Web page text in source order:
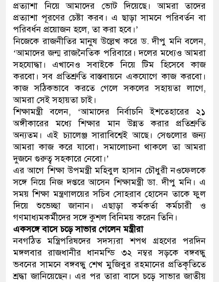
জড়িত কিশোর গ্যাংয়ের চার শিশু আটক
ডাকাতির প্রস্তুতিকালে দুইজনকে গ্রেফতার
থানা পুলিশ
প্রত্যাশা নিয়ে আমাদের ভোট দিয়েছে। আমরা তাদের
প্রত্যাশা পূরণের চেষ্টা করব। এ ছাড়া সামনে পরিবর্তন বা
পরিবর্ধন প্রয়োজন হলে, তা করা হবে।’
নিজেকে রাজনীতির মানুষ উল্লেখ করে ড. দীপু মনি বলেন,
‘আমাদের জন্ম রাজনৈতিক পরিবারে। দলের মধ্যেও আমরা
সহযোদ্ধা। এখানেও সবাইকে নিয়ে টিম হিসেবে কাজ
করবো। সব প্রতিশ্রুতি বাস্তবায়নে একযোগে কাজ করবো।
কাজ সঠিকভাবে করতে গেলে সকলের সহায়তা লাগে,
আমরা সেই সহায়তা চাই।
শিক্ষামন্ত্রী বলেন, ‘আমাদের নির্বাচনি ইশতেহারের ২১
অঙ্গীকারের মধ্যে শিক্ষার মান উন্নত করার প্রতিশ্রুতি
অন্যতম। এই চ্যালেঞ্জ সারাবিশ্বেই আছে। সেগুলোর জন্য
আমরা কাজ করে যাবো। সমালোচনা থাকলে তা আমরা
দুজনে গুরুত্ব সহকারে নেবো।’
এর আগে শিক্ষা উপমন্ত্রী মহিবুল হাসান চৌধুরী নওফেলকে
সঙ্গে নিয়ে নিজ দপ্তরে আসেন শিক্ষামন্ত্রী ডা. দীপু মনি। এ
সময় শিক্ষা মন্ত্রণালয়ের সচিব সোহরাব হোসেন তাকে ফুল
দিয়ে শুভেচ্ছা জানান। এছাড়া কর্মকর্তা কর্মচারী ও
গণমাধ্যমকর্মীদের সঙ্গে কুশল বিনিময় করেন তিনি।
একসঙ্গে বাসে চড়ে সাভার গেলেন মন্ত্রীরা
নবগঠিত মন্ত্রিপরিষদের সদস্যরা শপথ গ্রহণের পরদিন
মঙ্গলবার রাজধানীর ধানমন্ডি ৩২ নম্বর সড়কে বঙ্গবন্ধু
ভবনের সামনে বঙ্গবন্ধু শেখ মুজিবুর রহমানের প্রতিকৃতিতে
শ্রদ্ধা জানিয়েছেন। এর পর তারা বাসে চড়ে সাভার জাতীয়